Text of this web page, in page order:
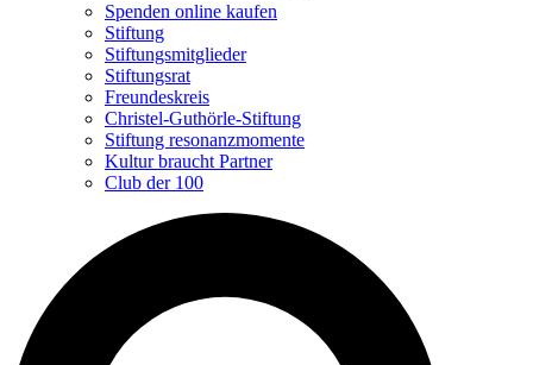
Spenden online kaufen
Stiftung
Stiftungsmitglieder
Stiftungsrat
Freundeskreis
Christel-Guthörle-Stiftung
Stiftung resonanzmomente
Kultur braucht Partner
Club der 100